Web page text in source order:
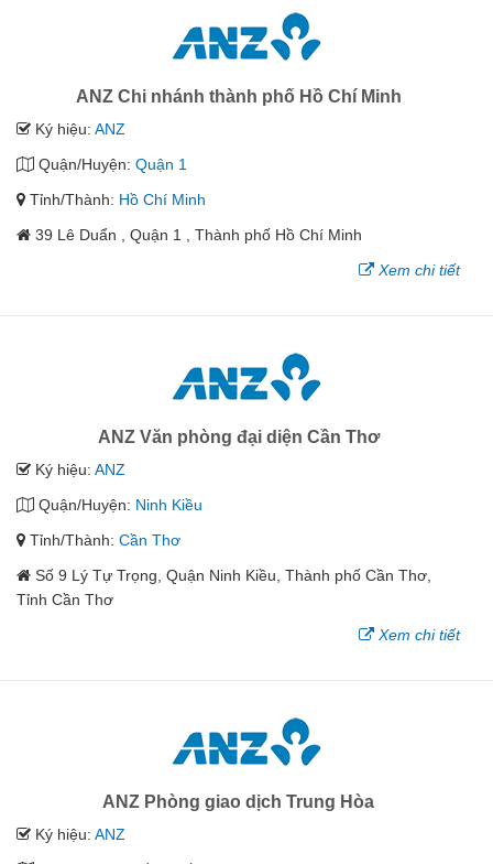
ANZ Chi nhánh thành phố Hồ Chí Minh
Ký hiệu: ANZ
Quận/Huyện: Quận 1
Tỉnh/Thành: Hồ Chí Minh
39 Lê Duẩn , Quận 1 , Thành phố Hồ Chí Minh
Xem chi tiết
ANZ Văn phòng đại diện Cần Thơ
Ký hiệu: ANZ
Quận/Huyện: Ninh Kiều
Tỉnh/Thành: Cần Thơ
Số 9 Lý Tự Trọng, Quận Ninh Kiều, Thành phố Cần Thơ,
Tỉnh Cần Thơ
Xem chi tiết
ANZ Phòng giao dịch Trung Hòa
Ký hiệu: ANZ